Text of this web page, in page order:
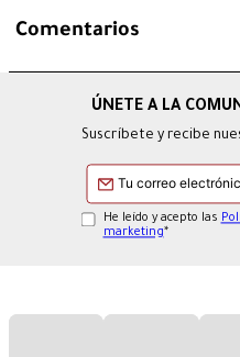
Comentarios
Suscríbete y recibe
He leído y acepto las
marketing*